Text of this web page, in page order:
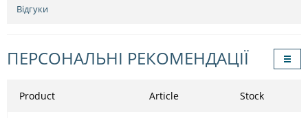
Відгуки
ПЕРСОНАЛЬНІ РЕКОМЕНДАЦІЇ
Product Article Stock